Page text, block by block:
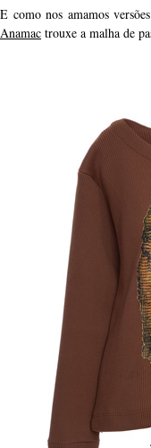
E como nos amamos
Anamac trouxe a malha de